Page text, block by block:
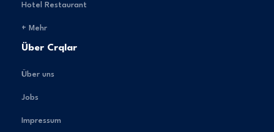
Hotel Restaurant
+ Mehr
Über Crqlar
Über uns
Jobs
Impressum